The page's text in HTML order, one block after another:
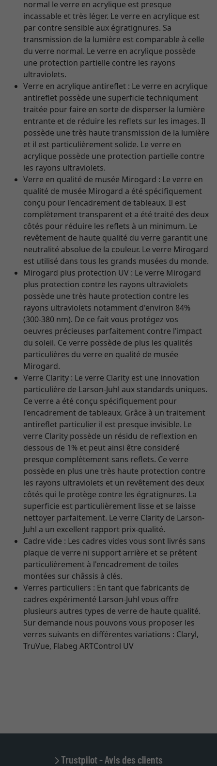
normal le verre en acrylique est presque
incassable et très léger. Le verre en acrylique est
par contre sensible aux égratignures. Sa
transmission de la lumière est comparable à celle
du verre normal. Le verre en acrylique possède
une protection partielle contre les rayons
ultraviolets.
Verre en acrylique antireflet : Le verre en acrylique
antireflet possède une superficie techniqument
traitée pour faire en sorte de disperser la lumière
entrante et de réduire les reflets sur les images. Il
possède une très haute transmission de la lumière
et il est particulièrement solide. Le verre en
acrylique possède une protection partielle contre
les rayons ultraviolets.
Verre en qualité de musée Mirogard : Le verre en
qualité de musée Mirogard a été spécifiquement
conçu pour l'encadrement de tableaux. Il est
complètement transparent et a été traité des deux
côtés pour réduire les reflets à un minimum. Le
revêtement de haute qualité du verre garantit une
neutralité absolue de la couleur. Le verre Mirogard
est utilisé dans tous les grands musées du monde.
Mirogard plus protection UV : Le verre Mirogard
plus protection contre les rayons ultraviolets
possède une très haute protection contre les
rayons ultraviolets notamment d'environ 84%
(300-380 nm). De ce fait vous protégez vos
oeuvres précieuses parfaitement contre l'impact
du soleil. Ce verre possède de plus les qualités
particulières du verre en qualité de musée
Mirogard.
Verre Clarity : Le verre Clarity est une innovation
particulière de Larson-Juhl aux standards uniques.
Ce verre a été conçu spécifiquement pour
l'encadrement de tableaux. Grâce à un traitement
antireflet particulier il est presque invisible. Le
verre Clarity possède un résidu de reflextion en
dessous de 1% et peut ainsi être consideré
presque complètement sans reflets. Ce verre
possède en plus une très haute protection contre
les rayons ultraviolets et un revêtement des deux
côtés qui le protège contre les égratignures. La
superficie est particulièrement lisse et se laisse
nettoyer parfaitement. Le verre Clarity de Larson-
Juhl a un excellent rapport prix-qualité.
Cadre vide : Les cadres vides vous sont livrés sans
plaque de verre ni support arrière et se prêtent
particulièrement à l'encadrement de toiles
montées sur châssis à clés.
Verres particuliers : En tant que fabricants de
cadres expérimenté Larson-Juhl vous offre
plusieurs autres types de verre de haute qualité.
Sur demande nous pouvons vous proposer les
verres suivants en différentes variations : Claryl,
TruVue, Flabeg ARTControl UV
Trustpilot - Avis des clients